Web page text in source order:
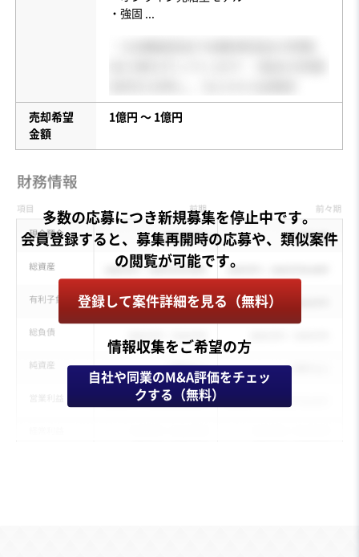
・強固
売却希望
金額
1億円 〜 1億円
多数の応募につき新規募集を停止中です。
会員登録すると、募集再開時の応募や、類似案件
登録して案件詳細を見る（無料）
情報収集をご希望の方
自社や同業のM&A評価をチェッ
クする（無料）